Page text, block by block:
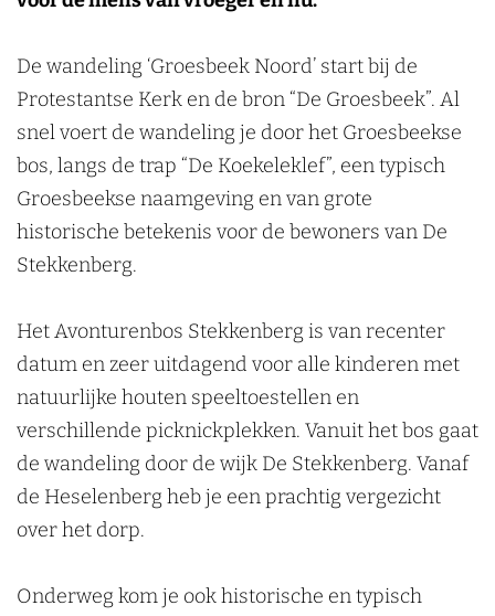
n
De wandeling ‘Groesbeek Noord’ start bij de
Protestantse Kerk en de bron “De Groesbeek”. Al
snel voert de wandeling je door het Groesbeekse
bos, langs de trap “De Koekeleklef”, een typisch
Groesbeekse naamgeving en van grote
historische betekenis voor de bewoners van De
Stekkenberg.
Het Avonturenbos Stekkenberg is van recenter
datum en zeer uitdagend voor alle kinderen met
natuurlijke houten speeltoestellen en
verschillende picknickplekken. Vanuit het bos gaat
de wandeling door de wijk De Stekkenberg. Vanaf
de Heselenberg heb je een prachtig vergezicht
over het dorp.
Onderweg kom je ook historische en typisch